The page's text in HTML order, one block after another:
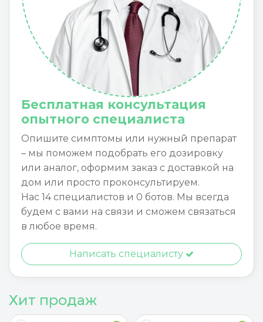
Бесплатная консультация
опытного специалиста
Опишите симптомы или нужный препарат
– мы поможем подобрать его дозировку
или аналог, оформим заказ с доставкой на
дом или просто проконсультируем.
Нас 14 специалистов и 0 ботов. Мы всегда
будем с вами на связи и сможем связаться
в любое время.
Написать специалисту
Хит продаж